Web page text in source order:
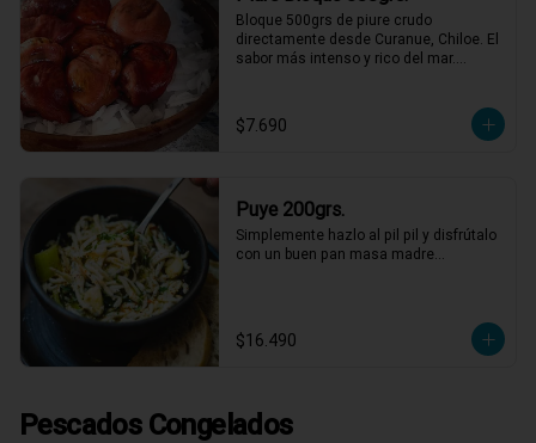
Bloque 500grs de piure crudo
directamente desde Curanue, Chiloe. El
sabor más intenso y rico del mar.
o caldos.
$7.690
Puye 200grs.
Simplemente hazlo al pil pil y disfrútalo
con un buen pan masa madre…
$16.490
Pescados Congelados